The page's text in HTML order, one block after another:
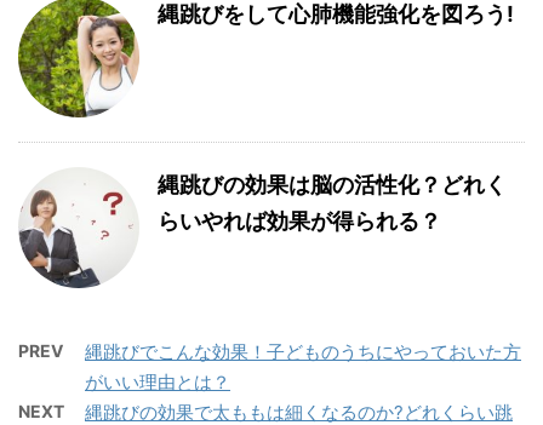
縄跳びをして心肺機能強化を図ろう!
縄跳びの効果は脳の活性化？どれく
らいやれば効果が得られる？
PREV
縄跳びでこんな効果！子どものうちにやっておいた方
がいい理由とは？
NEXT
縄跳びの効果で太ももは細くなるのか?どれくらい跳